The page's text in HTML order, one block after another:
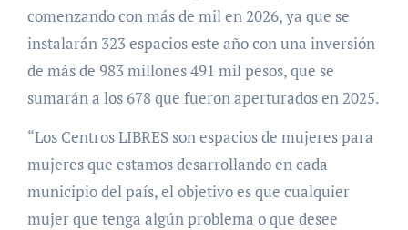
comenzando con más de mil en 2026, ya que se
instalarán 323 espacios este año con una inversión
de más de 983 millones 491 mil pesos, que se
sumarán a los 678 que fueron aperturados en 2025.
“Los Centros LIBRES son espacios de mujeres para
mujeres que estamos desarrollando en cada
municipio del país, el objetivo es que cualquier
mujer que tenga algún problema o que desee